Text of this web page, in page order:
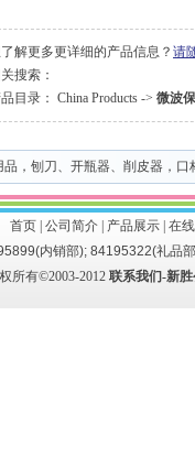
解更多更详细的产品信息？ 请
搜索：
目录： China Products -> 微波
品 ， 刨刀、开瓶器、削皮器 ， 口
首页| 公司简介| 产品展示| 在
内销部); 84195322(礼品
所有©2003-2012 联系我们-新胜